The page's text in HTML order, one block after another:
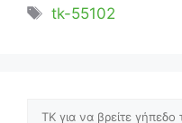
Ετικέτες
tk-55102
Αναζήτηση